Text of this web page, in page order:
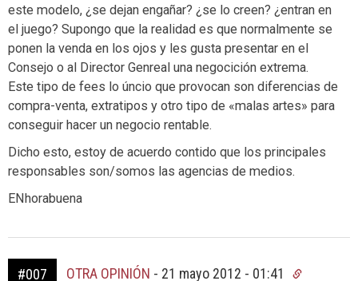
este modelo, ¿se dejan engañar? ¿se lo creen? ¿entran en
el juego? Supongo que la realidad es que normalmente se
ponen la venda en los ojos y les gusta presentar en el
Consejo o al Director Genreal una negocición extrema.
Este tipo de fees lo úncio que provocan son diferencias de
compra-venta, extratipos y otro tipo de «malas artes» para
conseguir hacer un negocio rentable.
Dicho esto, estoy de acuerdo contido que los principales
responsables son/somos las agencias de medios.
ENhorabuena
#007 OTRA OPINIÓN - 21 mayo 2012 - 01:41